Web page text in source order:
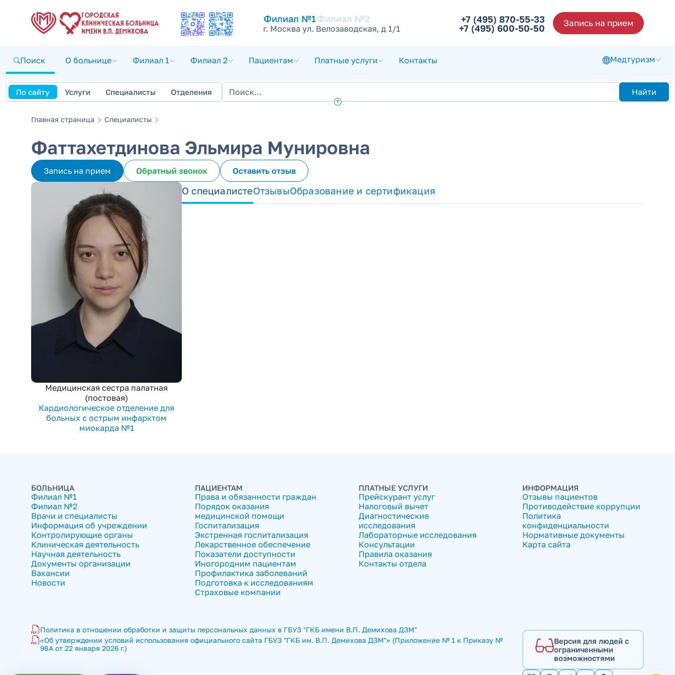
ГОРОДСКАЯ
КЛИНИЧЕСКАЯ БОЛЬНИЦА
ИМЕНИ В.П. ДЕМИХОВА
Филиал №1Филиал №2
г. Москва ул. Велозаводская, д 1/1
+7 (495) 870-55-33
+7 (495) 600-50-50
Запись на прием
Поиск О больнице Филиал 1 Филиал 2 Пациентам Платные услуги Контакты Медтуризм
По сайту Услуги Специалисты Отделения Найти
Главная страница Специалисты
Фаттахетдинова Эльмира Мунировна
Запись на прием Обратный звонок Оставить отзыв
Медицинская сестра палатная
(постовая)
Кардиологическое отделение для
больных с острым инфарктом
миокарда №1
О специалистеОтзывыОбразование и сертификация
БОЛЬНИЦА
Филиал №1
Филиал №2
Врачи и специалисты
Информация об учреждении
Контролирующие органы
Клиническая деятельность
Научная деятельность
Документы организации
Вакансии
Новости
ПАЦИЕНТАМ
Права и обязанности граждан
Порядок оказания
медицинской помощи
Госпитализация
Экстренная госпитализация
Лекарственное обеспечение
Показатели доступности
Иногородним пациентам
Профилактика заболеваний
Подготовка к исследованиям
Страховые компании
ПЛАТНЫЕ УСЛУГИ
Прейскурант услуг
Налоговый вычет
Диагностические
исследования
Лабораторные исследования
Консультации
Правила оказания
Контакты отдела
ИНФОРМАЦИЯ
Отзывы пациентов
Противодействие коррупции
Политика
конфиденциальности
Нормативные документы
Карта сайта
Политика в отношении обработки и защиты персональных данных в ГБУЗ "ГКБ имени В.П. Демихова ДЗМ"
«Об утверждении условий использования официального сайта ГБУЗ "ГКБ им. В.П. Демихова ДЗМ"» (Приложение № 1 к Приказу №
98А от 22 января 2026 г.)
Версия для людей с
ограниченными
возможностями